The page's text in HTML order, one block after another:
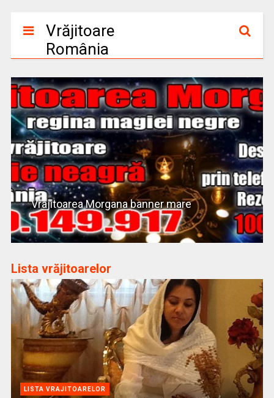
Vrăjitoare
România
Vrajitoarea Morgana banner mare
Lista vrăjitoarelor
LISTA VRAJITOARELOR